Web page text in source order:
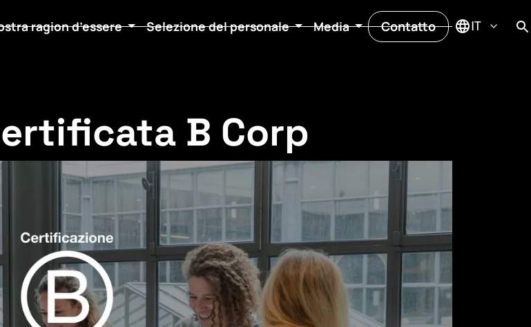
ragion d’essere Selezione del personale Media Contatto
B Corp